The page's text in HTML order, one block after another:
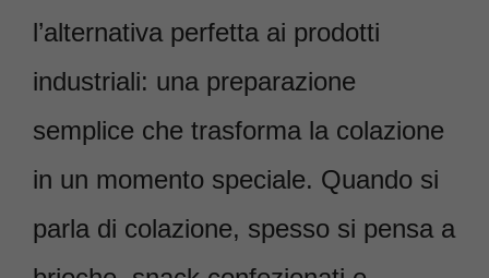
l’alternativa perfetta ai prodotti
industriali: una preparazione
semplice che trasforma la colazione
in un momento speciale. Quando si
parla di colazione, spesso si pensa a